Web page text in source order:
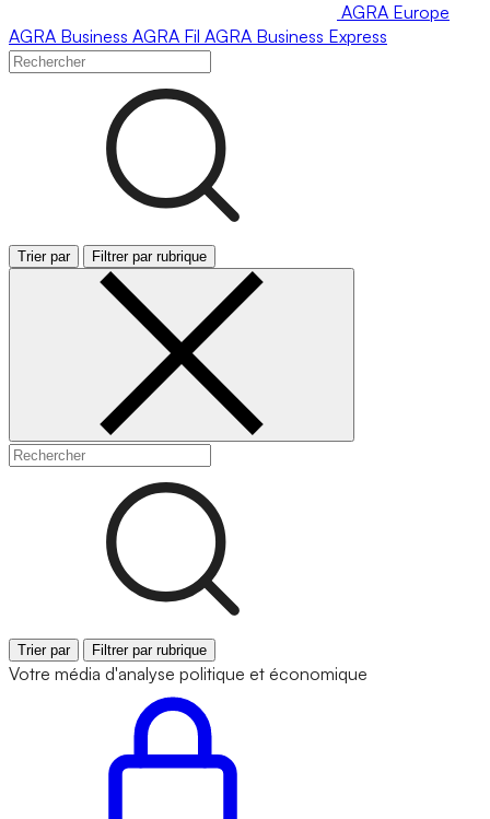
AGRA Europe
AGRA Business AGRA Fil AGRA Business Express
Trier par Filtrer par rubrique
Trier par Filtrer par rubrique
Votre média d'analyse politique et économique